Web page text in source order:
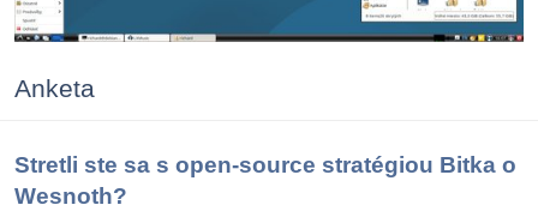
Anketa
Stretli ste sa s open-source stratégiou Bitka o
Wesnoth?